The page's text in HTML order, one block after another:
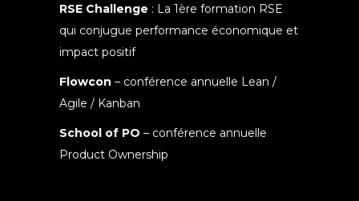
RSE Challenge : La 1ère formation RSE
qui conjugue performance économique et
impact positif
Flowcon – conférence annuelle Lean /
Agile / Kanban
School of PO – conférence annuelle
Product Ownership